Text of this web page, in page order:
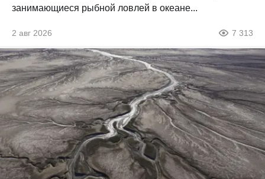
занимающиеся рыбной ловлей в океане...
2 авг 2026 7 313